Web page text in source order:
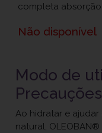
completa absorção.
Não disponível
Modo de
Precauções
Ao hidratar e
natural,